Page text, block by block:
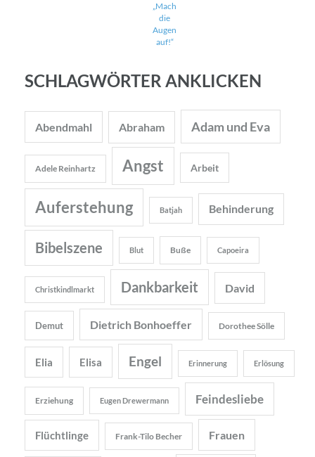
„Mach
die
Augen
auf!“
SCHLAGWÖRTER ANKLICKEN
Abendmahl Abraham Adam und Eva
Adele Reinhartz Angst Arbeit
Auferstehung Batjah Behinderung
Bibelszene Blut Buße Capoeira
Christkindlmarkt Dankbarkeit David
Demut Dietrich Bonhoeffer Dorothee Sölle
Elia Elisa Engel Erinnerung Erlösung
Erziehung Eugen Drewermann Feindesliebe
Flüchtlinge Frank-Tilo Becher Frauen